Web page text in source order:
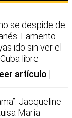
se despide de
Lamento
ido sin ver el
libre
artículo
Jacqueline
María